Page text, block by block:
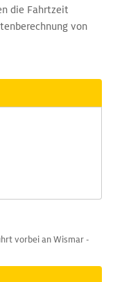
die Fahrtzeit
von
vorbei an Wismar -